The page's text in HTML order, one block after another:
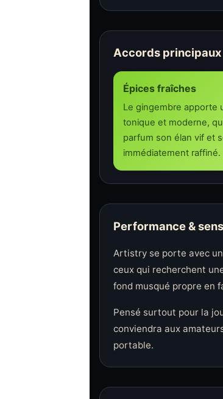
Accords principaux
Épices fraîches
Le gingembre apporte
tonique et moderne,
parfum son élan vif et
immédiatement raffiné.
Performance &
Artistry se porte avec
ceux qui recherchent
fond musqué propre en
Pensé surtout pour la
conviendra aux
portable.